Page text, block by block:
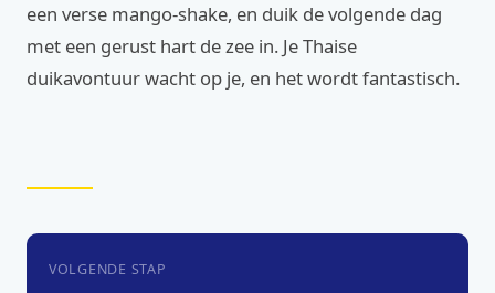
een verse mango-shake, en duik de volgende dag
met een gerust hart de zee in. Je Thaise
duikavontuur wacht op je, en het wordt fantastisch.
VOLGENDE STAP